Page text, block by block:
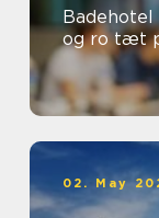
og ro tæt
02. May